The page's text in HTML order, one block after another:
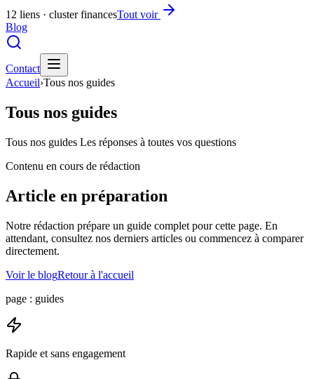
12 liens · cluster financesTout voir
Blog
Contact
Accueil›Tous nos guides
Tous nos guides
Tous nos guides Les réponses à toutes vos questions
Contenu en cours de rédaction
Article en préparation
Notre rédaction prépare un guide complet pour cette page. En
attendant, consultez nos derniers articles ou commencez à comparer
directement.
Voir le blogRetour à l'accueil
page : guides
Rapide et sans engagement